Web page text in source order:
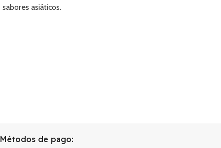
sabores asiáticos.
Métodos de pago: